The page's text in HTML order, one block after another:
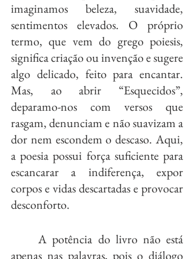
imaginamos beleza, suavidade,
sentimentos elevados. O próprio
termo, que vem do grego poiesis,
significa criação ou invenção e sugere
algo delicado, feito para encantar.
Mas, ao abrir “Esquecidos”,
deparamo-nos com versos que
rasgam, denunciam e não suavizam a
dor nem escondem o descaso. Aqui,
a poesia possui força suficiente para
escancarar a indiferença, expor
corpos e vidas descartadas e provocar
desconforto.
	A potência do livro não está
apenas nas palavras, pois o diálogo